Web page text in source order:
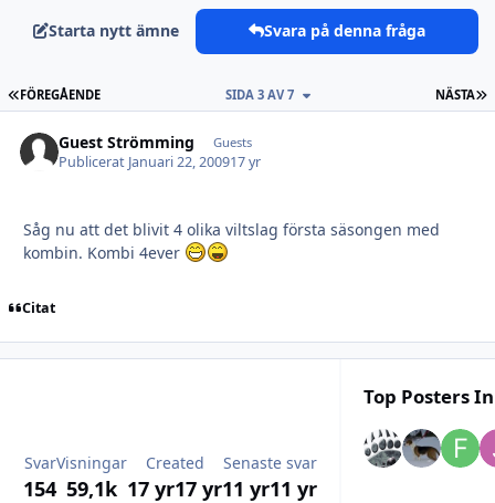
Starta nytt ämne Svara på denna fråga
FÖRSTA SIDAN
FÖREGÅENDE NÄSTA
SIDA 3 AV 7
Guest Strömming Guests
Publicerat Januari 22, 200917 yr
Såg nu att det blivit 4 olika viltslag första säsongen med
kombin. Kombi 4ever
Citat
Svar
154
Visningar
59,1k
Created
17 yr17 yr
Senaste svar
11 yr11 yr
Top Posters